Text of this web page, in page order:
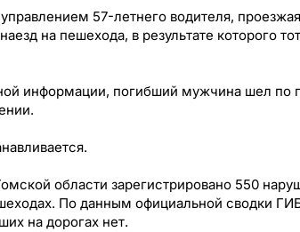
57-летнего водителя,
на пешехода, в результате которого
информации, погибший мужчина шел по
области зарегистрировано 550
По данным официальной сводки
на дорогах нет.